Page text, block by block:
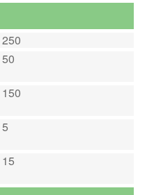
250
50
150
5
15